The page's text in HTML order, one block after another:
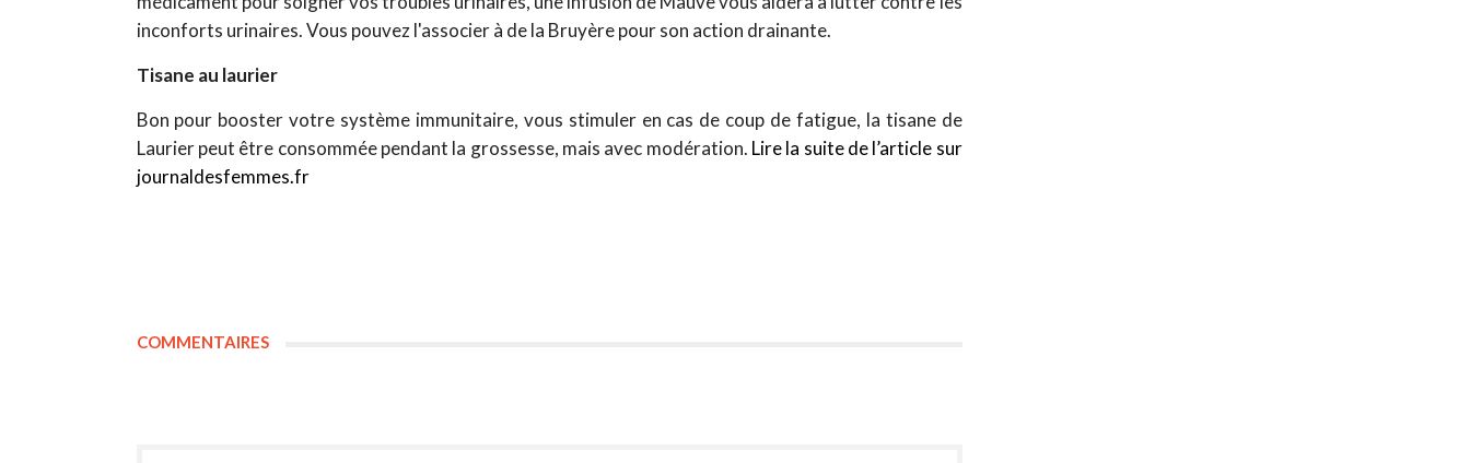
inconforts urinaires. Vous pouvez l'associer à de la Bruyère pour son action drainante.
Tisane au laurier
Bon pour booster votre système immunitaire, vous stimuler en cas de coup de fatigue, la tisane de
Laurier peut être consommée pendant la grossesse, mais avec modération. Lire la suite de l’article sur
journaldesfemmes.fr
COMMENTAIRES